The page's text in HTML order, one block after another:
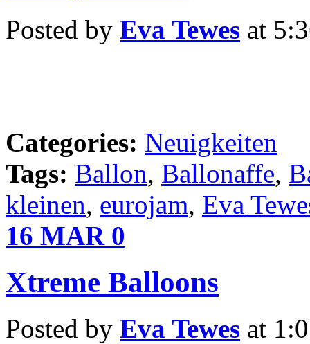
Posted by Eva Tewes at
Categories: Neuigkeiten
Tags: Ballon, Ballonaffe,
kleinen, eurojam, Eva
16 MAR 0
Xtreme Balloons
Posted by Eva Tewes at